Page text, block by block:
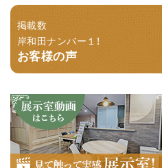
掲載数
岸和田ナンバー１！
お客様の声